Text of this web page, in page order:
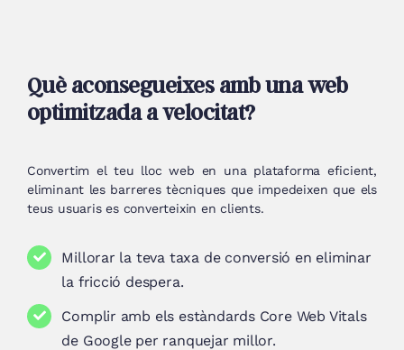
Què aconsegueixes amb una web
optimitzada a velocitat?
Convertim el teu lloc web en una plataforma eficient,
eliminant les barreres tècniques que impedeixen que els
teus usuaris es converteixin en clients.
Millorar la teva taxa de conversió en eliminar
la fricció despera.
Complir amb els estàndards Core Web Vitals
de Google per ranquejar millor.